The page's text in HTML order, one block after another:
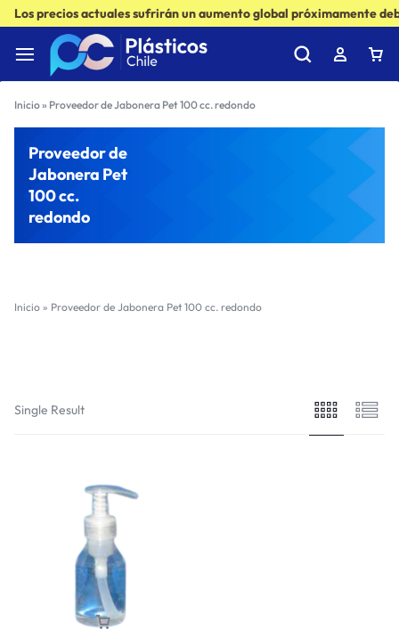
Los precios actuales sufrirán un aumento global próximamente
Inicio» Proveedor de Jabonera Pet 100 cc. redondo
Proveedor de
Jabonera Pet
100 cc.
redondo
Inicio » Proveedor de Jabonera Pet 100 cc. redondo
Single Result